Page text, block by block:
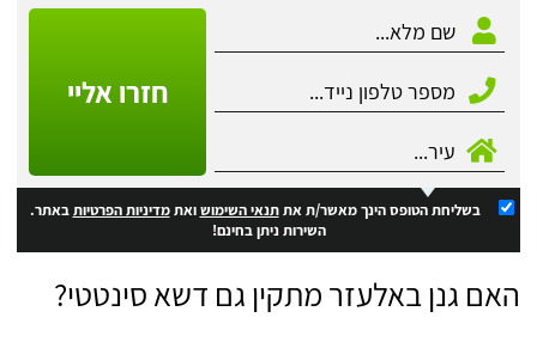
חזרו אליי
בשליחת הטופס הינך מאשר/ת אתתנאי השימושואתמדיניות הפרטיותבאתר.
השירות ניתן בחינם!
האם גנן באלעזר מתקין גם דשא סינטטי?